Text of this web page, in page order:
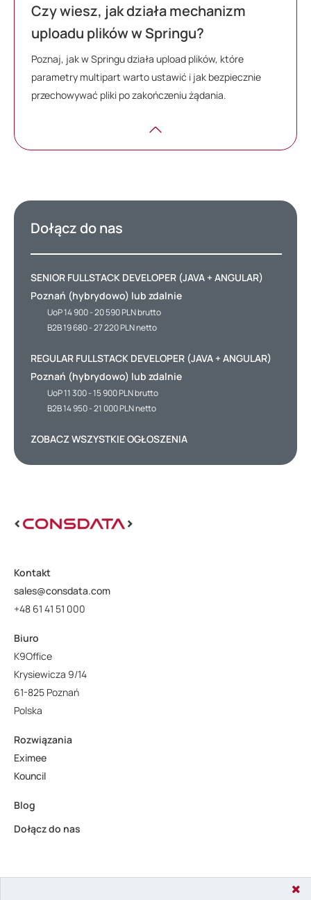
Czy wiesz, jak działa mechanizm
uploadu plików w Springu?
Poznaj, jak w Springu działa upload plików, które
parametry multipart warto ustawić i jak bezpiecznie
przechowywać pliki po zakończeniu żądania.
Dołącz do nas
SENIOR FULLSTACK DEVELOPER (JAVA + ANGULAR)
Poznań (hybrydowo) lub zdalnie
UoP 14 900 - 20 590 PLN brutto
B2B 19 680 - 27 220 PLN netto
REGULAR FULLSTACK DEVELOPER (JAVA + ANGULAR)
Poznań (hybrydowo) lub zdalnie
UoP 11 300 - 15 900 PLN brutto
B2B 14 950 - 21 000 PLN netto
ZOBACZ WSZYSTKIE OGŁOSZENIA
Kontakt
sales@consdata.com
+48 61 41 51 000
Biuro
K9Office
Krysiewicza 9/14
61-825 Poznań
Polska
Rozwiązania
Eximee
Kouncil
Blog
Dołącz do nas
Privacy Policy &